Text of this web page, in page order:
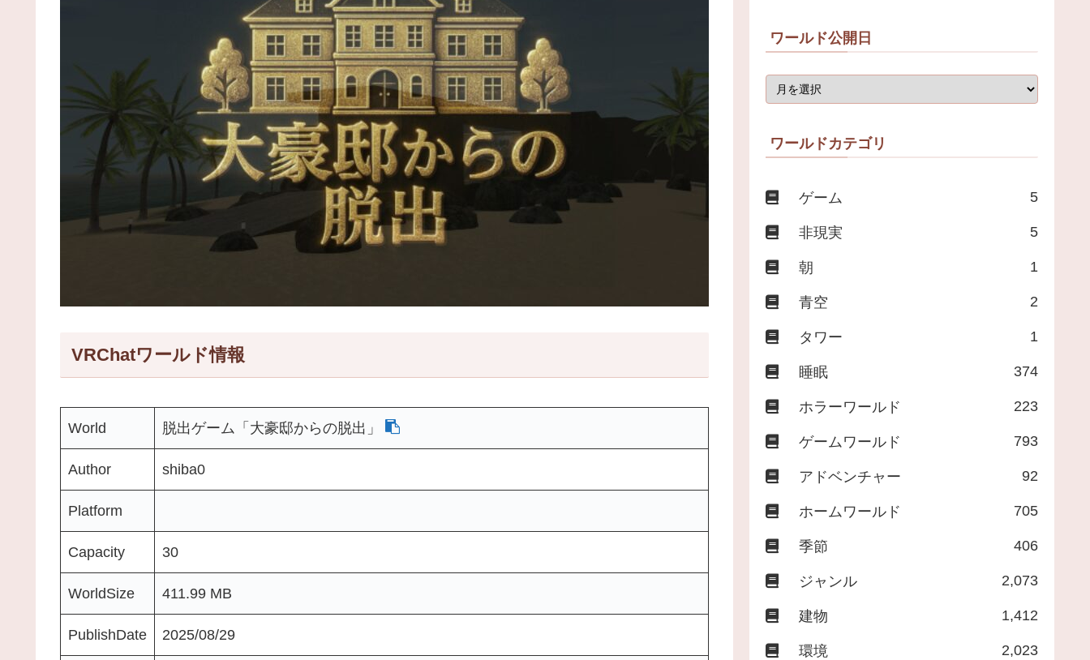
VRChatワールド情報
World 脱出ゲーム「大豪邸からの脱出」
Author shiba0
Platform
Capacity 30
WorldSize 411.99 MB
PublishDate 2025/08/29
ワールド公開日
ワールドカテゴリ
ゲーム 5
非現実 5
朝 1
青空 2
タワー 1
睡眠 374
ホラーワールド 223
ゲームワールド 793
アドベンチャー 92
ホームワールド 705
季節 406
ジャンル 2,073
建物 1,412
環境 2,023